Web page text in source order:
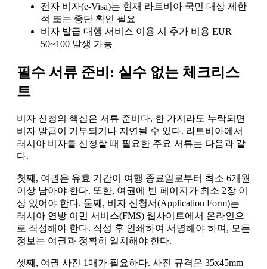
전자 비자(e-Visa)는 현재 라트비아 국민 대상 제한
적 또는 중단 확인 필요
비자 발급 대행 서비스 이용 시 추가 비용 EUR
50~100 발생 가능
필수 서류 준비: 실수 없는 체크리스
트
비자 신청의 핵심은 서류 준비다. 한 가지라도 누락되면
비자 발급이 거부되거나 지연될 수 있다. 라트비아에서
러시아 비자를 신청할 때 필요한 주요 서류는 다음과 같
다.
첫째, 여권은 유효 기간이 여행 종료일로부터 최소 6개월
이상 남아야 한다. 또한, 여권에 빈 페이지가 최소 2장 이
상 있어야 한다. 둘째, 비자 신청서(Application Form)는
러시아 연방 이민 서비스(FMS) 웹사이트에서 온라인으
로 작성해야 한다. 작성 후 인쇄하여 서명해야 하며, 모든
정보는 여권과 정확히 일치해야 한다.
셋째, 여권 사진 1매가 필요하다. 사진 규격은 35x45mm